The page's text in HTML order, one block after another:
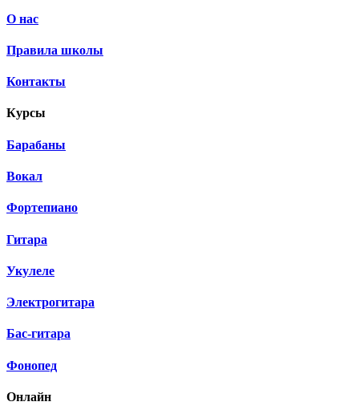
О нас
Правила школы
Контакты
Курсы
Барабаны
Вокал
Фортепиано
Гитара
Укулеле
Электрогитара
Бас-гитара
Фонопед
Онлайн